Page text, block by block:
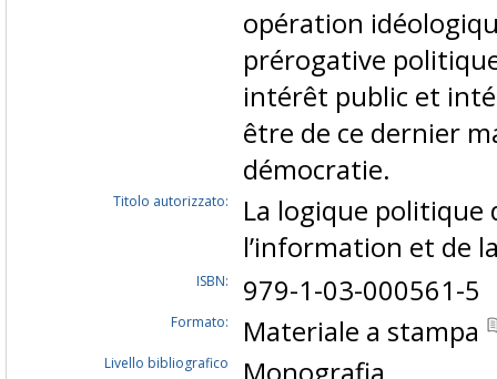
opération
prérogative
intérêt public et
être de ce dernier
démocratie.
Titolo autorizzato:
La logique politique
l’information et de
ISBN: 979-1-03-000561-5
Formato: Materiale a stampa
Livello bibliografico